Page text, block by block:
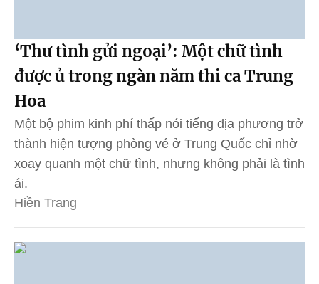
‘Thư tình gửi ngoại’: Một chữ tình
được ủ trong ngàn năm thi ca Trung
Hoa
Một bộ phim kinh phí thấp nói tiếng địa phương trở
thành hiện tượng phòng vé ở Trung Quốc chỉ nhờ
xoay quanh một chữ tình, nhưng không phải là tình
ái.
Hiền Trang